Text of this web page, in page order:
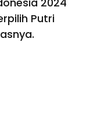
Putri